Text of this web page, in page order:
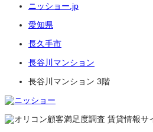
ニッショー.jp
愛知県
長久手市
長谷川マンション
長谷川マンション 3階